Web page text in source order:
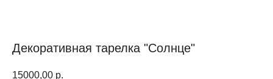
Декоративная тарелка "Солнце"
15000,00 р.